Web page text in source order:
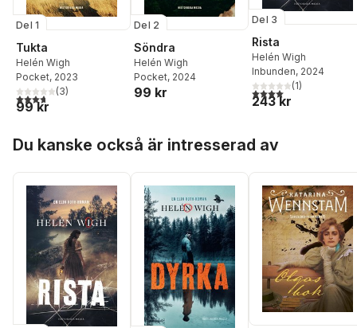
Del 1
Tukta
Helén Wigh
Pocket, 2023
3,7utav 5 stjärnor. Totalt antal röster:
(3)
99 kr
Del 2
Söndra
Helén Wigh
Pocket, 2024
99 kr
Del 3
Rista
Helén Wigh
Inbunden, 2024
4,0utav 5 stjärnor.
(1)
243 kr
Du kanske också är intresserad av